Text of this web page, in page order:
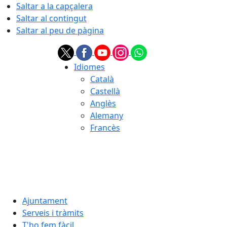
Saltar a la capçalera
Saltar al contingut
Saltar al peu de pàgina
Idiomes
Català
Castellà
Anglès
Alemany
Francès
Ajuntament
Serveis i tràmits